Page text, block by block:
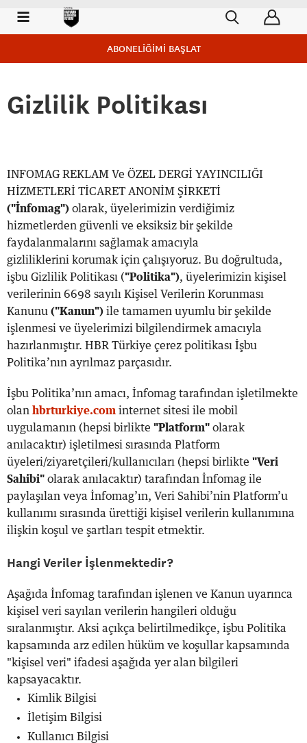
ABONELİĞİMİ BAŞLAT
Gizlilik Politikası
INFOMAG REKLAM Ve ÖZEL DERGİ YAYINCILIĞI
HİZMETLERİ TİCARET ANONİM ŞİRKETİ​
("İnfomag") olarak, üyelerimizin verdiğimiz
hizmetlerden güvenli ve eksiksiz bir şekilde
faydalanmalarını sağlamak amacıyla
gizliliklerini korumak için çalışıyoruz. Bu doğrultuda,
işbu Gizlilik Politikası ("Politika"), üyelerimizin kişisel
verilerinin 6698 sayılı Kişisel Verilerin Korunması
Kanunu ("Kanun") ile tamamen uyumlu bir şekilde
işlenmesi ve üyelerimizi bilgilendirmek amacıyla
hazırlanmıştır. HBR Türkiye çerez politikası İşbu
Politika’nın ayrılmaz parçasıdır.
İşbu Politika’nın amacı, İnfomag tarafından işletilmekte
olan hbrturkiye.com internet sitesi ile mobil
uygulamanın (hepsi birlikte "Platform" olarak
anılacaktır) işletilmesi sırasında Platform
üyeleri/ziyaretçileri/kullanıcıları (hepsi birlikte "Veri
Sahibi" olarak anılacaktır) tarafından İnfomag ile
paylaşılan veya İnfomag’ın, Veri Sahibi’nin Platform’u
kullanımı sırasında ürettiği kişisel verilerin kullanımına
ilişkin koşul ve şartları tespit etmektir.
Hangi Veriler İşlenmektedir?
Aşağıda İnfomag tarafından işlenen ve Kanun uyarınca
kişisel veri sayılan verilerin hangileri olduğu
sıralanmıştır. Aksi açıkça belirtilmedikçe, işbu Politika
kapsamında arz edilen hüküm ve koşullar kapsamında
"kişisel veri" ifadesi aşağıda yer alan bilgileri
kapsayacaktır.
Kimlik Bilgisi
İletişim Bilgisi
Kullanıcı Bilgisi